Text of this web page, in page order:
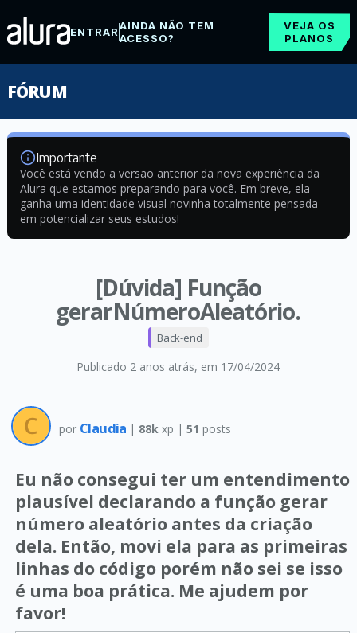
ENTRARAINDA NÃO TEM
ACESSO?
VEJA OS
PLANOS
FÓRUM
Importante
Você está vendo a versão anterior da nova experiência da
Alura que estamos preparando para você. Em breve, ela
ganha uma identidade visual novinha totalmente pensada
em potencializar seus estudos!
[Dúvida] Função
gerarNúmeroAleatório.
Publicado 2 anos atrás, em 17/04/2024
Back-end
por Claudia | 88k xp |51 posts
Eu não consegui ter um entendimento
plausível declarando a função gerar
número aleatório antes da criação
dela. Então, movi ela para as primeiras
linhas do código porém não sei se isso
é uma boa prática. Me ajudem por
favor!